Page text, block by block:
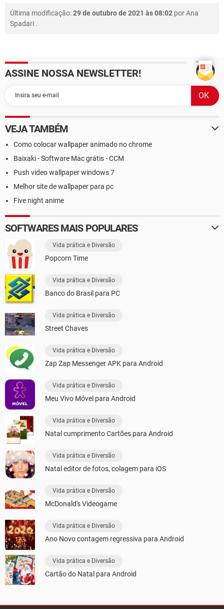
Última modificação:29 de outubro de 2021 às 08:02 porAna
Spadari .
ASSINE NOSSA NEWSLETTER!
VEJA TAMBÉM
Como colocar wallpaper animado no chrome
Baixaki - Software Mac grátis - CCM
Push video wallpaper windows 7
Melhor site de wallpaper para pc
Five night anime
SOFTWARES MAIS POPULARES
Vida prática e Diversão
Popcorn Time
Vida prática e Diversão
Banco do Brasil para PC
Vida prática e Diversão
Street Chaves
Vida prática e Diversão
Zap Zap Messenger APK para Android
Vida prática e Diversão
Meu Vivo Móvel para Android
Vida prática e Diversão
Natal cumprimento Cartões para Android
Vida prática e Diversão
Natal editor de fotos, colagem para iOS
Vida prática e Diversão
McDonald's Videogame
Vida prática e Diversão
Ano Novo contagem regressiva para Android
Vida prática e Diversão
Cartão do Natal para Android